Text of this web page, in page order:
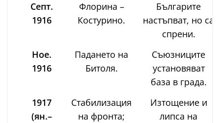
Септ.
1916
Флорина –
Костурино.
Българите
настъпват, но са
спрени.
Ное.
1916
Падането на
Битоля.
Съюзниците
установяват
база в града.
1917
(ян.–
Стабилизация
на фронта;
Изтощение и
липса на